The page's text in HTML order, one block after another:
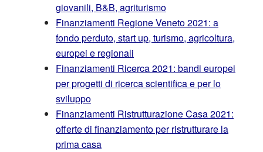
giovanili, B&B, agriturismo
Finanziamenti Regione Veneto 2021: a
fondo perduto, start up, turismo, agricoltura,
europei e regionali
Finanziamenti Ricerca 2021: bandi europei
per progetti di ricerca scientifica e per lo
sviluppo
Finanziamenti Ristrutturazione Casa 2021:
offerte di finanziamento per ristrutturare la
prima casa